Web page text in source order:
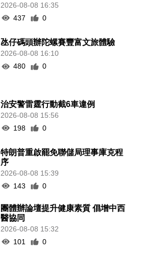
2026-08-08 16:35
437
0
氹仔碼頭辦陀螺賽豐富文旅體驗
2026-08-08 16:10
480
0
治安警雷霆行動截6車違例
2026-08-08 15:56
198
0
特朗普重啟罷免聯儲局理事庫克程
序
2026-08-08 15:39
143
0
團體辦論壇提升健康素質 倡增中西
醫協同
2026-08-08 15:32
101
0